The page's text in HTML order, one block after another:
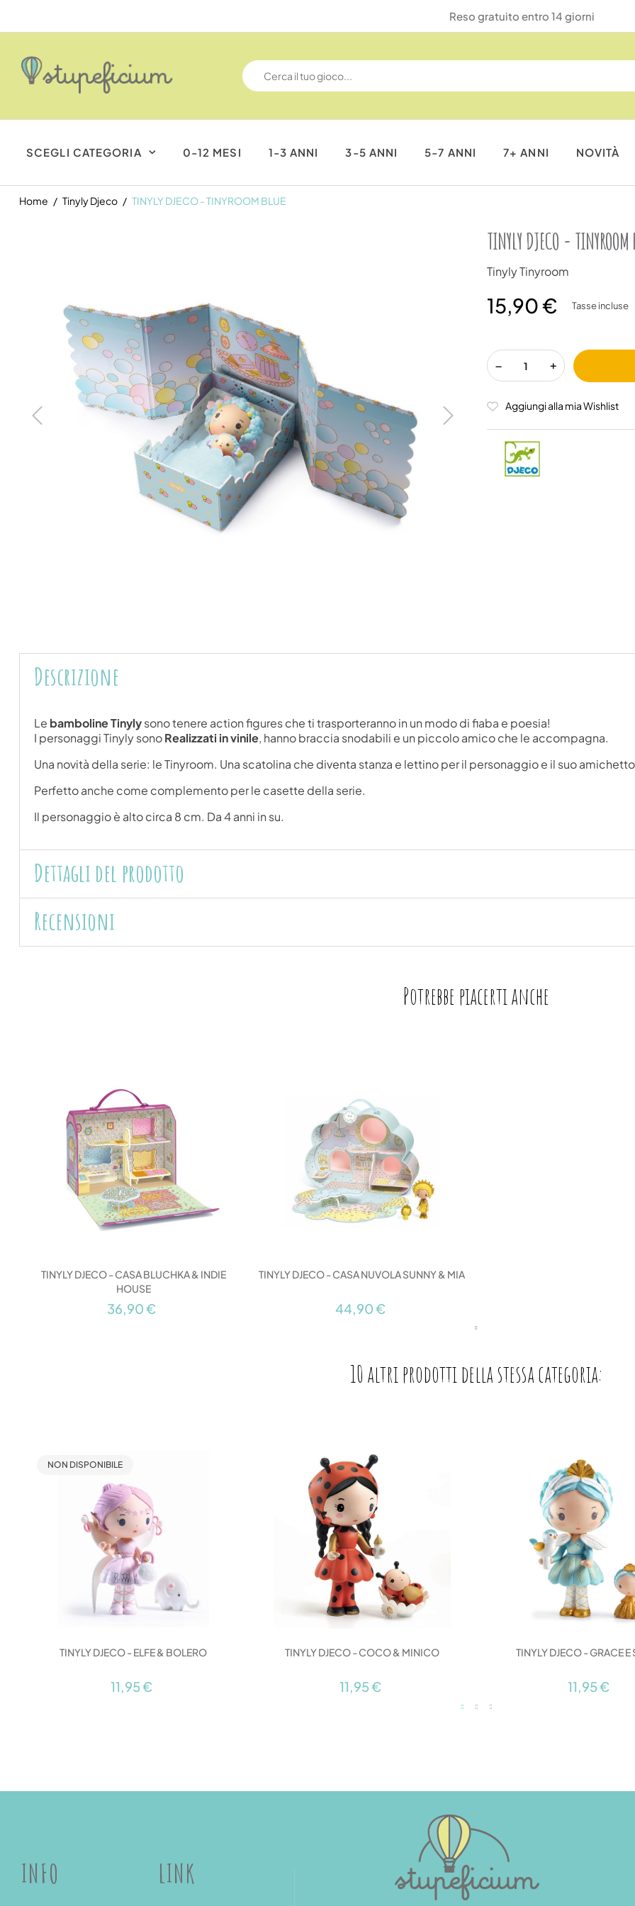
Reso gratuito entro 14 giorni
SCEGLI CATEGORIA 0-12 MESI 1-3 ANNI 3-5 ANNI 5-7 ANNI 7+ ANNI NOVITÀ
Home Tinyly Djeco TINYLY DJECO - TINYROOM BLUE
TINYLY DJECO - TINYROOM
Tinyly Tinyroom
15,90 € Tasse incluse
Aggiungi alla mia Wishlist
Descrizione
Le bamboline Tinylysono tenere action figures che ti trasporteranno in un modo di fiaba e poesia!
I personaggi Tinyly sonoRealizzati in vinile, hanno braccia snodabili e un piccolo amico che le accompagna.
Una novità della serie: le Tinyroom. Una scatolina che diventa stanza e lettino per il personaggio e il suo
Perfetto anche come complemento per le casette della serie.
Il personaggio è alto circa 8 cm. Da 4 anni in su.
Dettagli del prodotto
Recensioni
Potrebbe piacerti anche
TINYLY DJECO - CASA BLUCHKA & INDIE
HOUSE
36,90 €
TINYLY DJECO - CASA NUVOLA SUNNY & MIA
44,90 €
10 altri prodotti della stessa categoria:
NON DISPONIBILE
TINYLY DJECO - ELFE & BOLERO
11,95 €
TINYLY DJECO - COCO & MINICO
11,95 €
TINYLY DJECO - GRACE E
11,95 €
INFO LINK